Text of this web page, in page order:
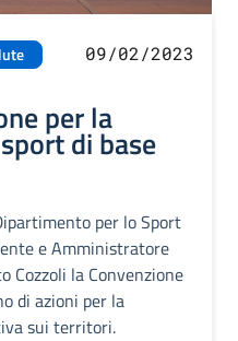
09/02/2023
per la
di base
per lo Sport
e Amministratore
Cozzoli la Convenzione
di azioni per la
sui territori.